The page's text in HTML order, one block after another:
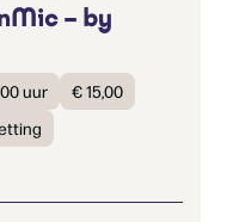
– by
uur
€ 15,00